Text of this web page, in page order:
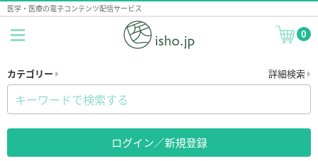
医学・医療の電子コンテンツ配信サービス
0
カテゴリー 詳細検索
ログイン／新規登録